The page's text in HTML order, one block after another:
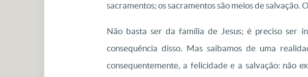
sacramentos; os sacramentos são meios de salvação.
Não basta ser da família de Jesus; é preciso ser
consequência disso. Mas saibamos de uma
consequentemente, a felicidade e a salvação: não